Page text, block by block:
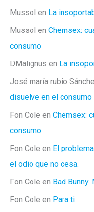
Mussol en La
Mussol en Chemsex:
consumo
DMalignus en La
José maría rubio
disuelve en el consumo
Fon Cole en Chemsex:
consumo
Fon Cole en El
el odio que no cesa.
Fon Cole en Bad Bunny.
Fon Cole en Para ti